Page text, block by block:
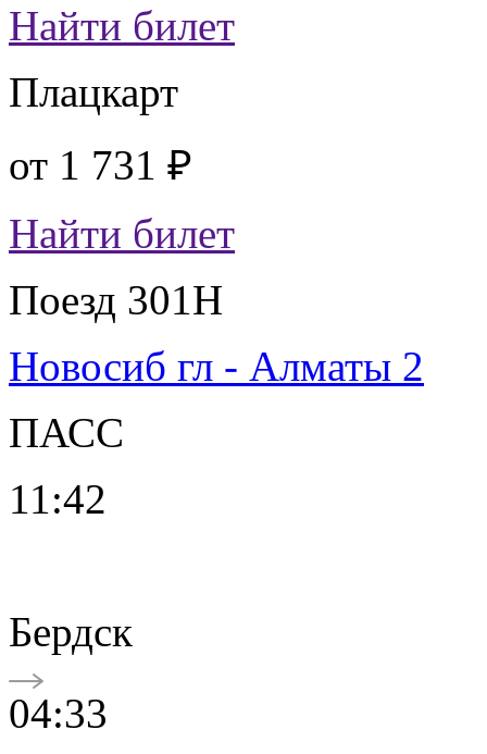
Найти билет
Плацкарт
от 1 731 ₽
Найти билет
Поезд 301Н
Новосиб гл - Алматы 2
ПАСС
11:42
Бердск
04:33